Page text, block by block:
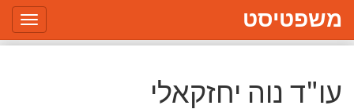
משפטיסט
עו"ד נוה יחזקאלי